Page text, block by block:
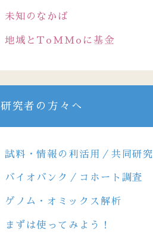
研究者の方々へ
試料・情報の利活用／共同研究
バイオバンク／コホート調査
ゲノム・オミックス解析
まずは使ってみよう！
未知のなかば
地域とToMMoに基金